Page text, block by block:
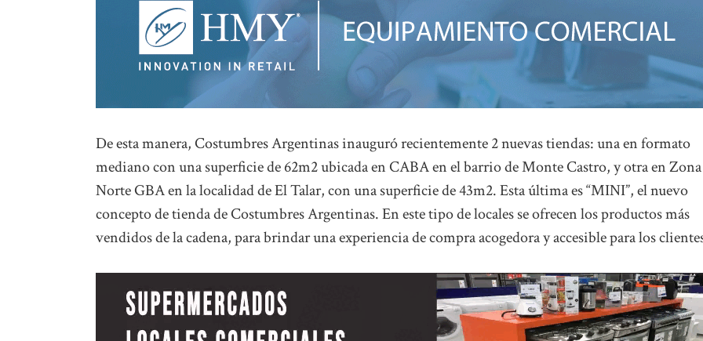
De esta manera, Costumbres Argentinas inauguró recientemente 2 nuevas tiendas: una en formato
mediano con una superficie de 62m2 ubicada en CABA en el barrio de Monte Castro, y otra en Zona
Norte GBA en la localidad de El Talar, con una superficie de 43m2. Esta última es “MINI”, el nuevo
concepto de tienda de Costumbres Argentinas. En este tipo de locales se ofrecen los productos más
vendidos de la cadena, para brindar una experiencia de compra acogedora y accesible para los